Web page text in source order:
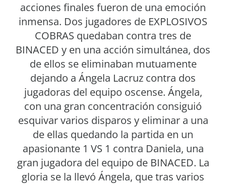
acciones finales fueron de una emoción
inmensa. Dos jugadores de EXPLOSIVOS
COBRAS quedaban contra tres de
BINACED y en una acción simultánea, dos
de ellos se eliminaban mutuamente
dejando a Ángela Lacruz contra dos
jugadoras del equipo oscense. Ángela,
con una gran concentración consiguió
esquivar varios disparos y eliminar a una
de ellas quedando la partida en un
apasionante 1 VS 1 contra Daniela, una
gran jugadora del equipo de BINACED. La
gloria se la llevó Ángela, que tras varios